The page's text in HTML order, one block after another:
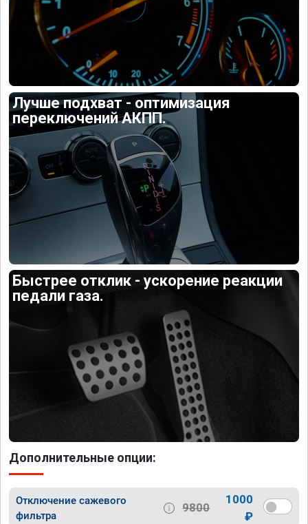
Лучше подхват - оптимизация
переключений АКПП.
Быстрее отклик - ускорение реакции
педали газа.
Дополнительные опции:
Отключение сажевого
фильтра
9800
1000
₽